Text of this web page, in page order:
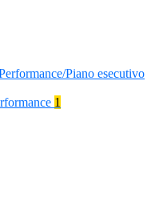
Piano esecutivo
1